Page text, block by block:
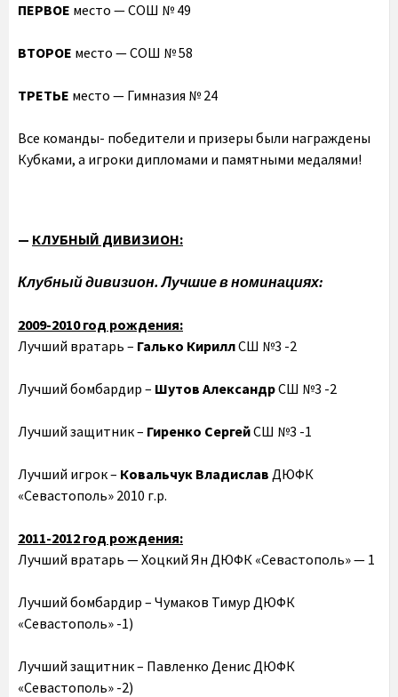
ПЕРВОЕ место — СОШ № 49
ВТОРОЕ место — СОШ № 58
ТРЕТЬЕ место — Гимназия № 24
Все команды- победители и призеры были награждены
Кубками, а игроки дипломами и памятными медалями!
— КЛУБНЫЙ ДИВИЗИОН:
Клубный дивизион. Лучшие в номинациях:
2009-2010 год рождения:
Лучший вратарь – Галько КириллСШ №3 -2
Лучший бомбардир – Шутов АлександрСШ №3 -2
Лучший защитник – Гиренко СергейСШ №3 -1
Лучший игрок – Ковальчук Владислав ДЮФК
«Севастополь» 2010 г.р.
2011-2012 год рождения:
Лучший вратарь — Хоцкий Ян ДЮФК «Севастополь» — 1
Лучший бомбардир – Чумаков Тимур ДЮФК
«Севастополь» -1)
Лучший защитник – Павленко Денис ДЮФК
«Севастополь» -2)